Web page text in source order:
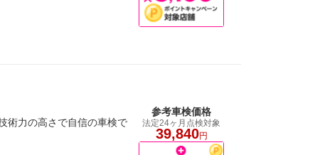
術力の高さで自信の車検で
参考車検価格
法定24ヶ月点検対象
39,840円